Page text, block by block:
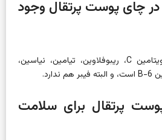
چای پوست پرتقال وجود
پوست پرتقال سرشار از ویتامین C، ریبوفلاوین، تیامین، نیاسین،
پرتقال برای سلامت